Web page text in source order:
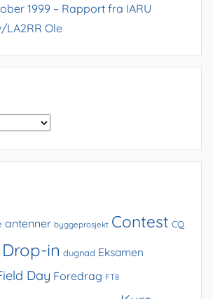
1999 – Rapport fra IARU
LA2RR Ole
antenner byggeprosjekt Contest CQ
Drop-in dugnad Eksamen
Day Foredrag FT8